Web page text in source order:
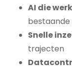
AI die
Snelle
trajecten